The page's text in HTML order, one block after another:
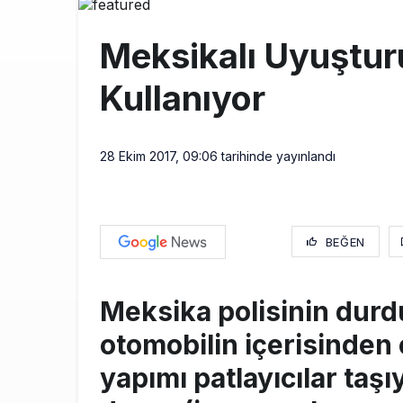
10:56 AJet
Meksikalı
Kullanıyor
28 Ekim 2017, 09:06 tarihinde yayınlandı
BEĞEN
Meksika polisinin
otomobilin içerisinden
yapımı patlayıcılar